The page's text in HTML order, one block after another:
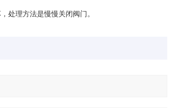
理方法是慢慢关闭阀门。